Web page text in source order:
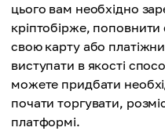
цього вам необхідно
кріптобірже,
свою карту або
виступати в якості
можете придбати
почати торгувати,
платформі.